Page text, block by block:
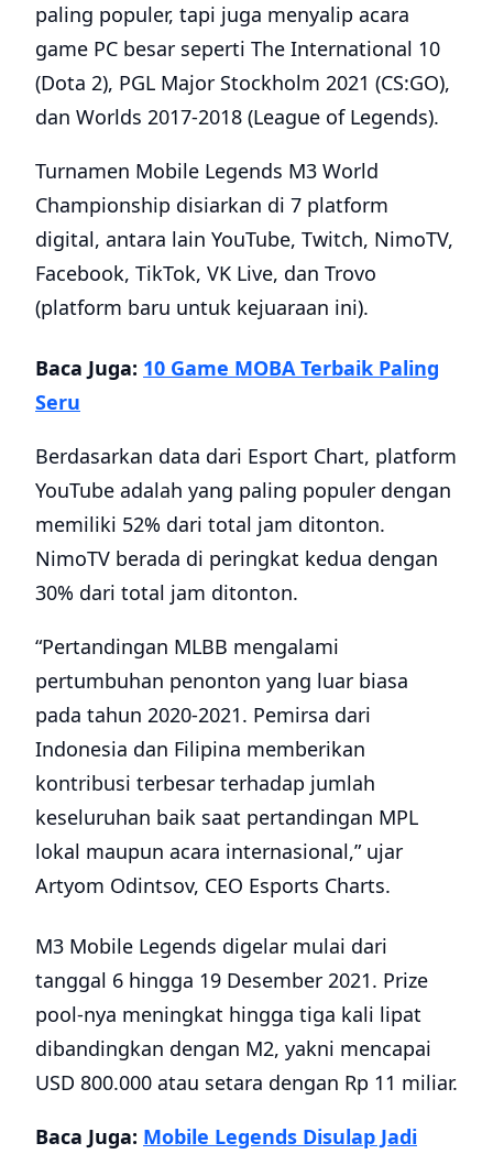
paling populer, tapi juga menyalip acara
game PC besar seperti The International 10
(Dota 2), PGL Major Stockholm 2021 (CS:GO),
dan Worlds 2017-2018 (League of Legends).
Turnamen Mobile Legends M3 World
Championship disiarkan di 7 platform
digital, antara lain YouTube, Twitch, NimoTV,
Facebook, TikTok, VK Live, dan Trovo
(platform baru untuk kejuaraan ini).
Baca Juga: 10 Game MOBA Terbaik Paling
Seru
Berdasarkan data dari Esport Chart, platform
YouTube adalah yang paling populer dengan
memiliki 52% dari total jam ditonton.
NimoTV berada di peringkat kedua dengan
30% dari total jam ditonton.
“Pertandingan MLBB mengalami
pertumbuhan penonton yang luar biasa
pada tahun 2020-2021. Pemirsa dari
Indonesia dan Filipina memberikan
kontribusi terbesar terhadap jumlah
keseluruhan baik saat pertandingan MPL
lokal maupun acara internasional,” ujar
Artyom Odintsov, CEO Esports Charts.
M3 Mobile Legends digelar mulai dari
tanggal 6 hingga 19 Desember 2021. Prize
pool-nya meningkat hingga tiga kali lipat
dibandingkan dengan M2, yakni mencapai
USD 800.000 atau setara dengan Rp 11 miliar.
Baca Juga: Mobile Legends Disulap Jadi